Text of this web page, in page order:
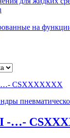
на
-…-